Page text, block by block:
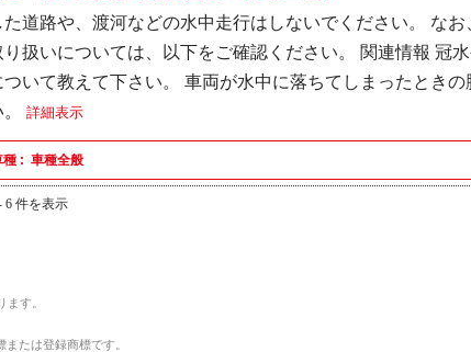
た道路や、渡河などの水中走行はしないでください。 な
り扱いについては、以下をご確認ください。 関連情報 冠
いて教えて下さい。 車両が水中に落ちてしまったときの
詳細表示
種 : 車種全般
6 件を表示
す。
たは登録商標です。